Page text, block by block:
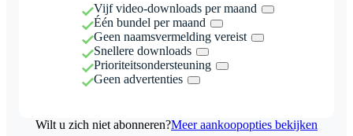
Vijf video-downloads per maand
Één bundel per maand
Geen naamsvermelding vereist
Snellere downloads
Prioriteitsondersteuning
Geen advertenties
Wilt u zich niet abonneren?Meer aankoopopties bekijken